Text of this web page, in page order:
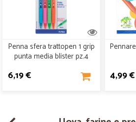
Penna sfera trattopen 1 grip
punta media blister pz.4
6,19 € 4,99 €